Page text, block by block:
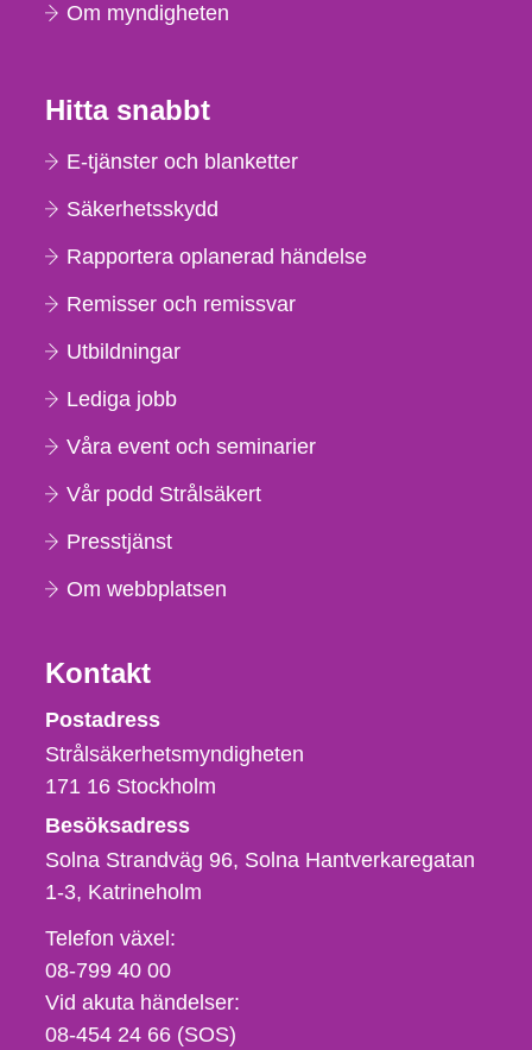
Om myndigheten
Hitta snabbt
E-tjänster och blanketter
Säkerhetsskydd
Rapportera oplanerad händelse
Remisser och remissvar
Utbildningar
Lediga jobb
Våra event och seminarier
Vår podd Strålsäkert
Presstjänst
Om webbplatsen
Kontakt
Strålsäkerhetsmyndigheten
Postadress
Strålsäkerhetsmyndigheten
171 16 Stockholm
Besöksadress
Solna Strandväg 96, Solna Hantverkaregatan
1-3 Katrineholm
Telefon,
fax
och
e-
Telefon växel:
08-799 40 00
Vid akuta händelser:
08-454 24 66 (SOS)